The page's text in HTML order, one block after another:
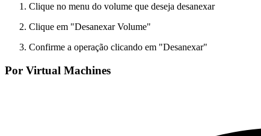
Clique no menu do volume que deseja desanexar
Clique em "Desanexar Volume"
Confirme a operação clicando em "Desanexar"
Por Virtual Machines